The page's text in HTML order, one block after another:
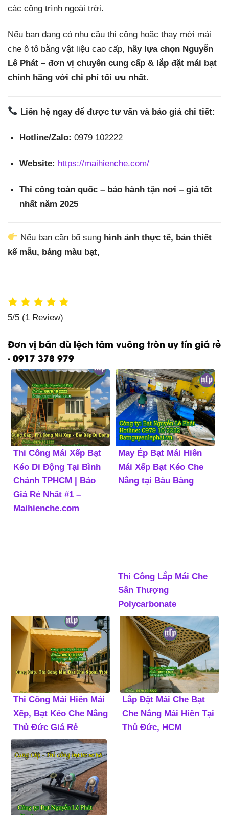
các công trình ngoài trời.
Nếu bạn đang có nhu cầu thi công hoặc thay mới mái
che ô tô bằng vật liệu cao cấp, hãy lựa chọn Nguyễn
Lê Phát – đơn vị chuyên cung cấp & lắp đặt mái bạt
chính hãng với chi phí tối ưu nhất.
Liên hệ ngay để được tư vấn và báo giá chi tiết:
Hotline/Zalo: 0979 102222
Website: https://maihienche.com/
Thi công toàn quốc – bảo hành tận nơi – giá tốt
nhất năm 2025
Nếu bạn cần bổ sung hình ảnh thực tế, bản thiết
kế mẫu, bảng màu bạt,
5/5 (1 Review)
Đơn vị bán dù lệch tâm vuông tròn uy tín giá rẻ
- 0917 378 979
Thi Công Mái Xếp Bạt
Kéo Di Động Tại Bình
Chánh TPHCM | Báo
Giá Rẻ Nhất #1 –
Maihienche.com
May Ép Bạt Mái Hiên
Mái Xếp Bạt Kéo Che
Nắng tại Bàu Bàng
Thi Công Lắp Mái Che
Sân Thượng
Polycarbonate
Lắp Đặt Mái Che Bạt
Che Nắng Mái Hiên Tại
Thủ Đức, HCM
Thi Công Mái Hiên Mái
Xếp, Bạt Kéo Che Nắng
Thủ Đức Giá Rẻ